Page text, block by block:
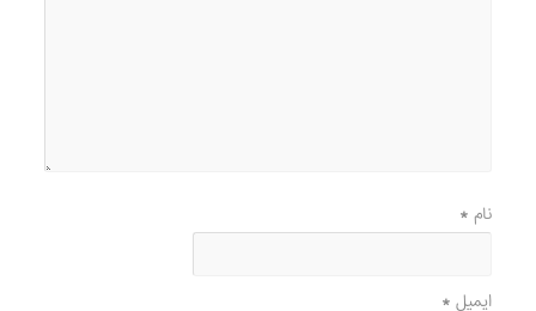
نام*
ایمیل*